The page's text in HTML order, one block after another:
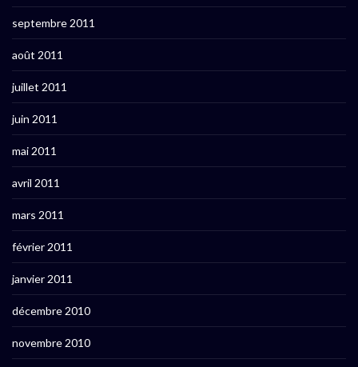
septembre 2011
août 2011
juillet 2011
juin 2011
mai 2011
avril 2011
mars 2011
février 2011
janvier 2011
décembre 2010
novembre 2010